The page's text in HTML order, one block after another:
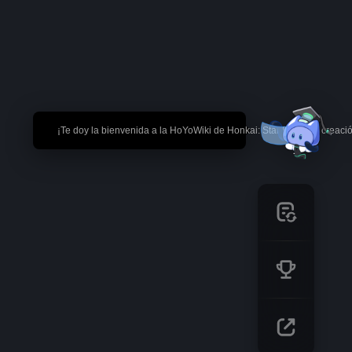
🎉 ¡Te doy la bienvenida a la HoYoWiki de Honkai: Star Rail! *La